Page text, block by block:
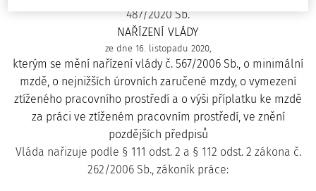
487/2020 Sb.
NAŘÍZENÍ VLÁDY
ze dne 16. listopadu 2020,
kterým se mění nařízení vlády č. 567/2006 Sb., o minimální
mzdě, o nejnižších úrovních zaručené mzdy, o vymezení
ztíženého pracovního prostředí a o výši příplatku ke mzdě
za práci ve ztíženém pracovním prostředí, ve znění
pozdějších předpisů
Vláda nařizuje podle § 111 odst. 2 a § 112 odst. 2 zákona č.
262/2006 Sb., zákoník práce: